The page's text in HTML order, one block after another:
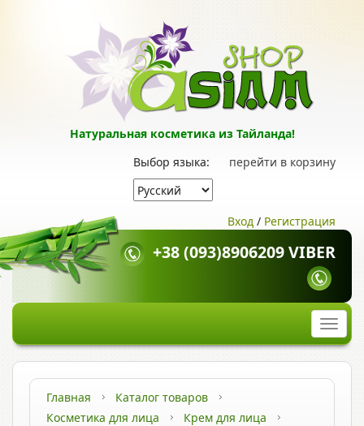
Натуральная косметика из Тайланда!
перейти в корзину
Выбор языка:
Вход / Регистрация
+38 (093)8906209 VIBER
Главная
Каталог товаров
Косметика для лица
Крем для лица